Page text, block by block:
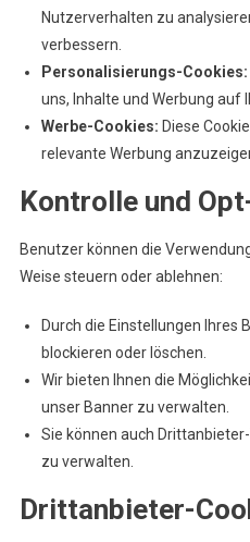
Nutzerverhalten zu
verbessern.
Personalisierungs-Cookies:
uns, Inhalte und Werbung auf
Werbe-Cookies: Diese
relevante Werbung
Kontrolle und
Benutzer können die
Weise steuern oder ablehnen:
Durch die Einstellungen Ihres
blockieren oder löschen.
Wir bieten Ihnen die
unser Banner zu verwalten.
Sie können auch
zu verwalten.
Drittanbieter-